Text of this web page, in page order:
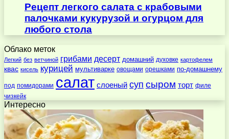
Рецепт легкого салата с крабовыми
палочками кукурузой и огурцом для
любого стола
Облако меток
Легкий без ветчиной грибами десерт домашний духовке картофелем
квас кисель курицей мультиварке овощами орешками по-домашнему
под помидорами салат слоеный суп сыром торт филе
чизкейк
Интересно